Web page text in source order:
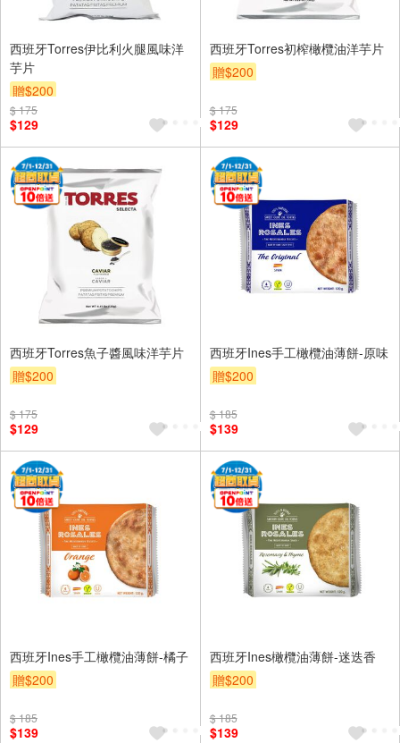
西班牙Torres伊比利火腿風味洋
芋片
贈$200
$ 175
$129
西班牙Torres初榨橄欖油洋芋片
贈$200
$ 175
$129
西班牙Torres魚子醬風味洋芋片
贈$200
$ 175
$129
西班牙Ines手工橄欖油薄餅-原味
贈$200
$ 185
$139
西班牙Ines手工橄欖油薄餅-橘子
贈$200
$ 185
$139
西班牙Ines橄欖油薄餅-迷迭香
贈$200
$ 185
$139